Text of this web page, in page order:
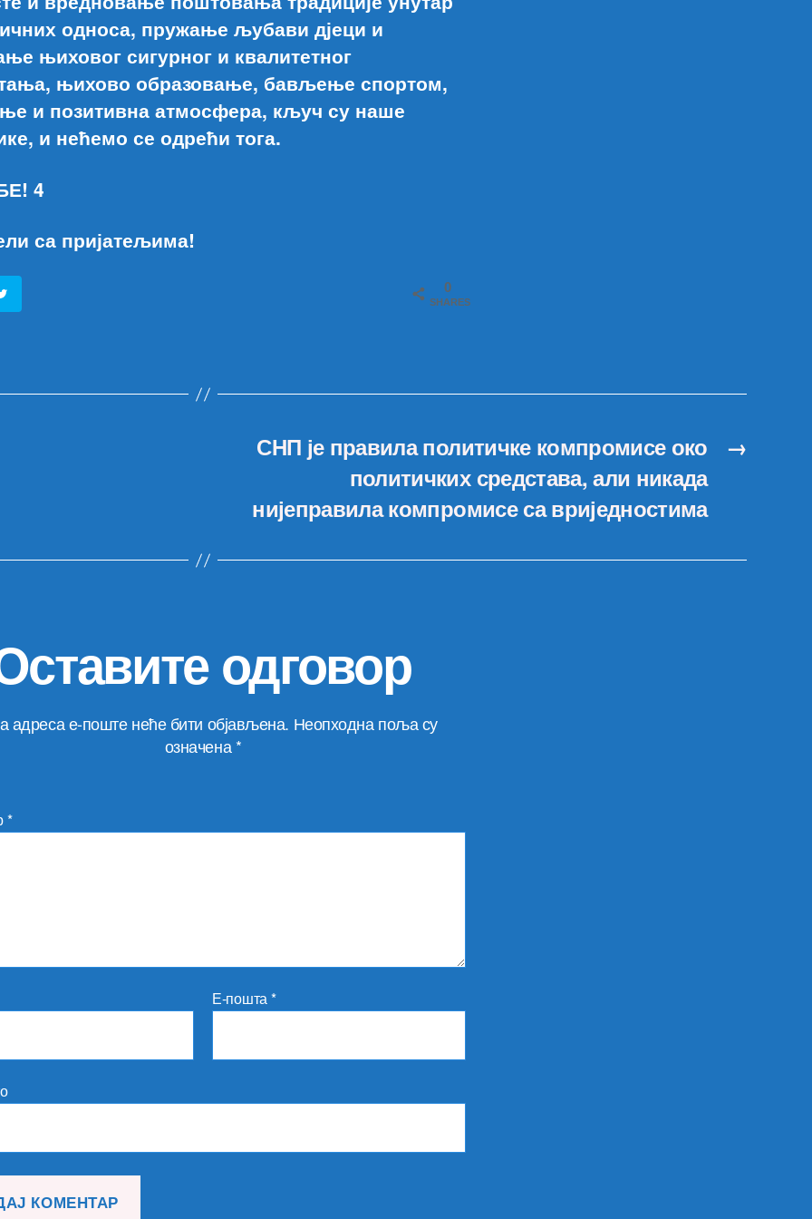
односа, пружање љубави дјеци и
њиховог сигурног и квалитетног
њихово образовање, бављење спортом,
и позитивна атмосфера, кључ су наше
и нећемо се одрећи тога.
4
са пријатељима!
0
SHARES
→
СНП је правила политичке компромисе око
политичких средстава, али никада
нијеправила компромисе са вриједностима
одговор
адреса е-поште неће бити објављена. Неопходна поља су
означена *
*
Е-пошта*